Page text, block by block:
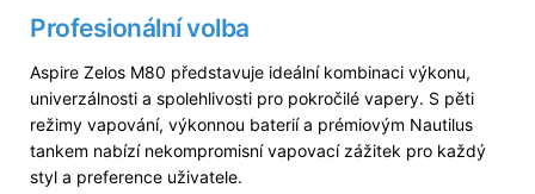
Profesionální volba
Aspire Zelos M80 představuje ideální kombinaci výkonu,
univerzálnosti a spolehlivosti pro pokročilé vapery. S pěti
režimy vapování, výkonnou baterií a prémiovým Nautilus
tankem nabízí nekompromisní vapovací zážitek pro každý
styl a preference uživatele.